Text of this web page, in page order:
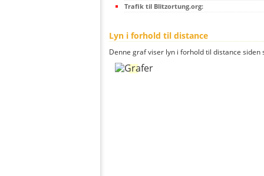
Trafik til Blitzortung.org:
Lyn i forhold til distance
Denne graf viser lyn i forhold til distance siden